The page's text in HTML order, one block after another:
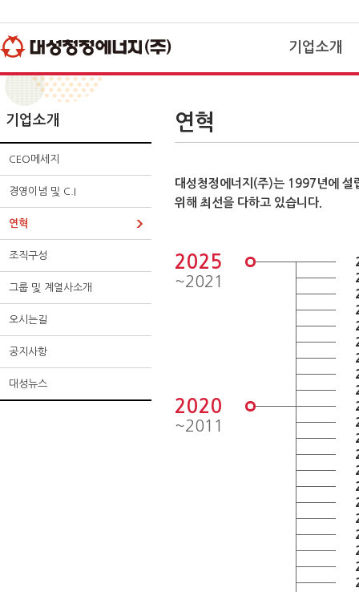
뉴
바
로
가
드
메
뉴
바
가
바
로
가
기
기업소개
연혁
그룹 및 계열사
오시는길
기업소개
CEO메세지
경영이념 및 C.I
연혁
조직구성
그룹 및 계열사소개
오시는길
공지사항
대성뉴스
연혁
대성청정에너지(주)는 1997년에 설
위해 최선을 다하고 있습니다.
2025
~2021
2020
~2011